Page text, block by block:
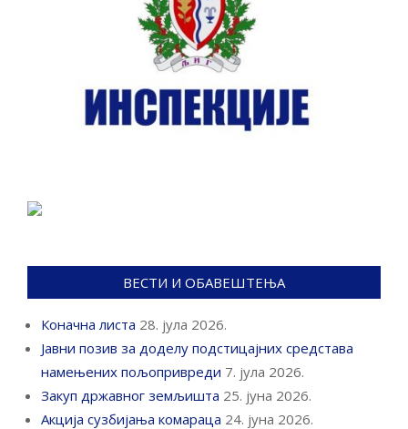
ВЕСТИ И ОБАВЕШТЕЊА
Коначна листа 28. јула 2026.
Јавни позив за доделу подстицајних средстава
намењених пољопривреди 7. јула 2026.
Закуп државног земљишта 25. јуна 2026.
Акција сузбијања комараца 24. јуна 2026.